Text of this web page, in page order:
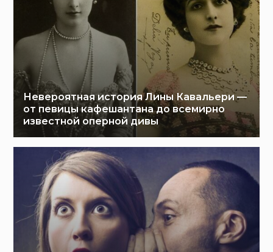
Невероятная история Лины Кавальери —
от певицы кафешантана до всемирно
известной оперной дивы